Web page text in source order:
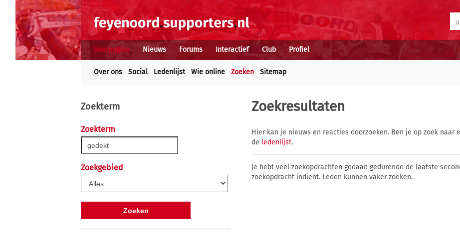
Voorpagina Nieuws Forums Interactief Club Profiel
Over ons Social Ledenlijst Wie online Zoeken Sitemap
Zoekterm
Zoekterm
Zoekgebied
Zoekresultaten
Hier kan je nieuws en reacties doorzoeken. Ben je op zoek naar
de ledenlijst.
Je hebt veel zoekopdrachten gedaan gedurende de laatste
zoekopdracht indient. Leden kunnen vaker zoeken.